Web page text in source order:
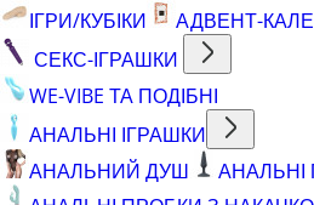
ІГРИ/КУБІКИ
АДВЕНТ-
СЕКС-ІГРАШКИ
WE-VIBE ТА ПОДІБНІ
АНАЛЬНІ ІГРАШКИ
АНАЛЬНИЙ ДУШ
АНАЛЬНІ